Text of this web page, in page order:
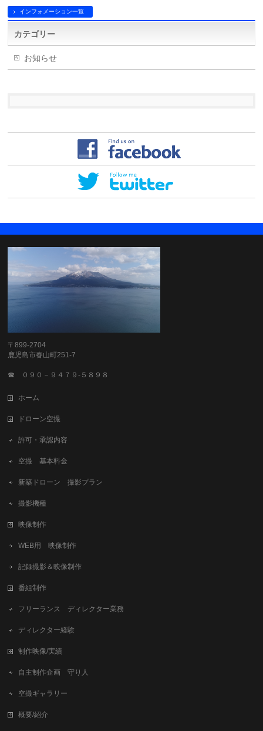
インフォメーション一覧
カテゴリー
お知らせ
〒899-2704
鹿児島市春山町251-7
☎ ０９０－９４７９-５８９８
ホーム
ドローン空撮
許可・承認内容
空撮 基本料金
新築ドローン 撮影プラン
撮影機種
映像制作
WEB用 映像制作
記録撮影＆映像制作
番組制作
フリーランス ディレクター業務
ディレクター経験
制作映像/実績
自主制作企画 守り人
空撮ギャラリー
概要/紹介